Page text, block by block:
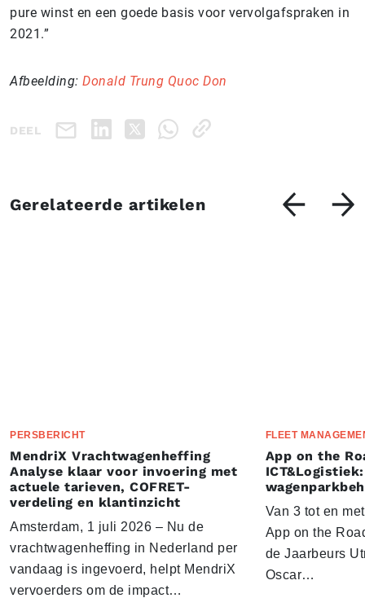
pure winst en een goede basis voor vervolgafspraken in
2021.”
Afbeelding: Donald Trung Quoc Don
DEEL
Gerelateerde artikelen
PERSBERICHT
MendriX Vrachtwagenheffing
Analyse klaar voor invoering met
actuele tarieven, COFRET-
verdeling en klantinzicht
Amsterdam, 1 juli 2026 – Nu de
vrachtwagenheffing in Nederland per
vandaag is ingevoerd, helpt MendriX
vervoerders om de impact…
FLEET
App on the
Van 3 tot en
App on the
de Jaarbeurs
Oscar…